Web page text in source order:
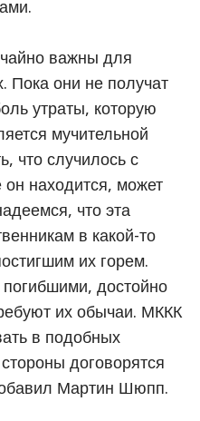
важны для
Пока они не получат
утраты, которую
мучительной
что случилось с
он находится, может
что эта
в какой-то
их горем.
погибшими, достойно
их обычаи. МККК
в подобных
договорятся
Мартин Шюпп.